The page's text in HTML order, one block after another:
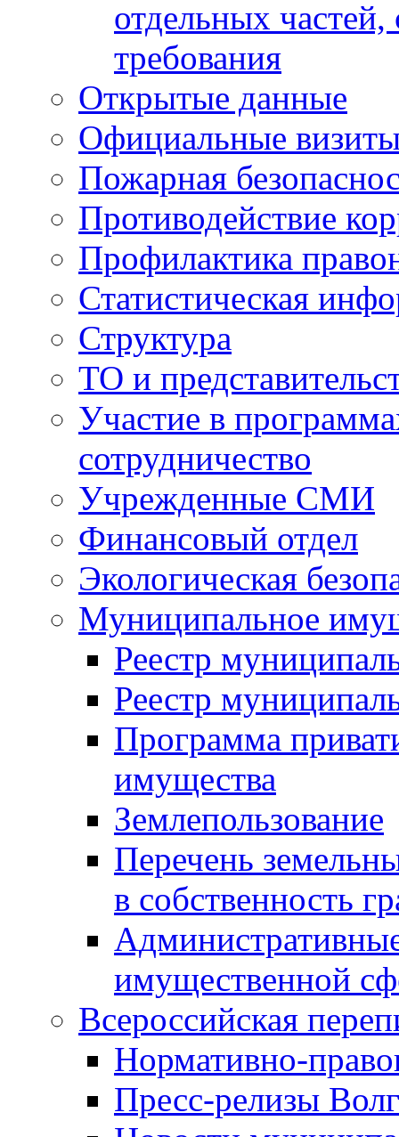
отдельных
требования
Открытые данные
Официальные
Пожарная
Противодействие
Профилактика
Статистическая
Структура
ТО и
Участие в
сотрудничество
Учрежденные СМИ
Финансовый отдел
Экологическая
Муниципальное
Реестр
Реестр
Программа
имущества
Землепользование
Перечень
в собственность
имущественной
Всероссийская
Нормативно-
Пресс-релизы